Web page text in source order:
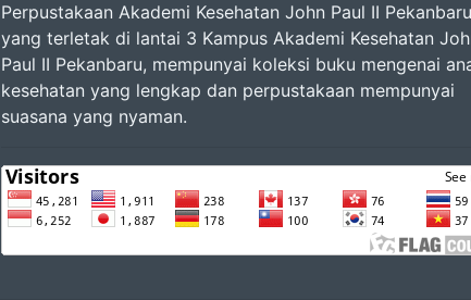
Perpustakaan Akademi Kesehatan John Paul II Pekanbaru
yang terletak di lantai 3 Kampus Akademi Kesehatan
Paul II Pekanbaru, mempunyai koleksi buku mengenai
kesehatan yang lengkap dan perpustakaan mempunyai
suasana yang nyaman.